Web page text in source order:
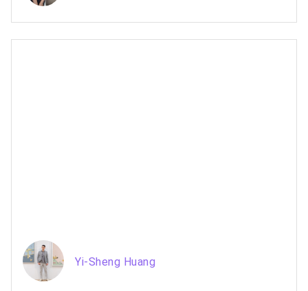
Yi-Sheng Huang